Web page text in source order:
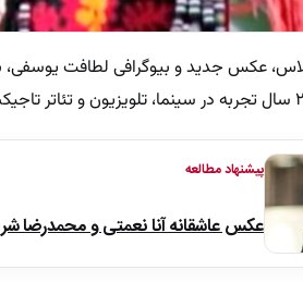
عکس جدید و بیوگرافی لطافت یوسفی،
پیشنهاد مطالعه
عکس عاشقانه آنا نعمتی و محمدرضا